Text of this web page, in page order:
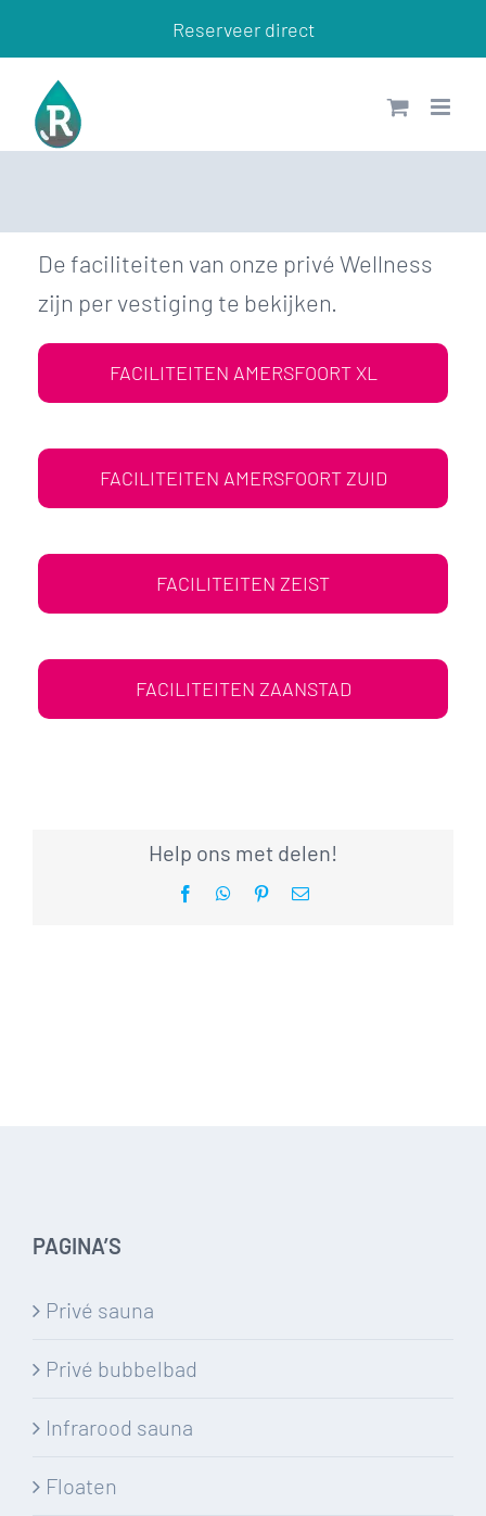
naar
inhoud
Reserveer direct
De faciliteiten van onze privé Wellness
zijn per vestiging te bekijken.
FACILITEITEN AMERSFOORT XL
FACILITEITEN AMERSFOORT ZUID
FACILITEITEN ZEIST
FACILITEITEN ZAANSTAD
Help ons met delen!
FacebookWhatsApp
Pinterest
E-
PAGINA’S
Privé sauna
Privé bubbelbad
Infrarood sauna
Floaten